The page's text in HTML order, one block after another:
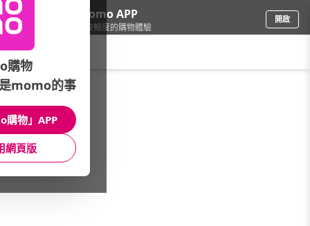
下載momo APP
給你3倍流暢度的購物體驗
開啟
電腦/組件/組裝電腦配件
本館精選商品
館長推薦 月銷量
購物
momo的事
購物」APP
網頁版